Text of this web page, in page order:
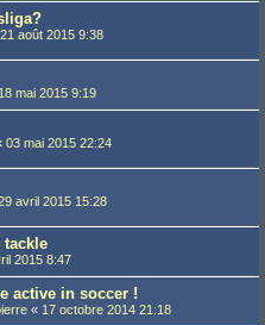
21 août 2015 9:38
18 mai 2015 9:19
03 mai 2015 22:24
avril 2015 15:28
tackle
2015 8:47
active in soccer !
« 17 octobre 2014 21:18